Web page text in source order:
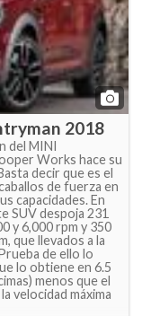
2018
del MINI
Works hace su
decir que es el
de fuerza en
capacidades. En
SUV despoja 231
y 6,000 rpm y 350
que llevados a la
de ello lo
lo obtiene en 6.5
menos que el
velocidad máxima